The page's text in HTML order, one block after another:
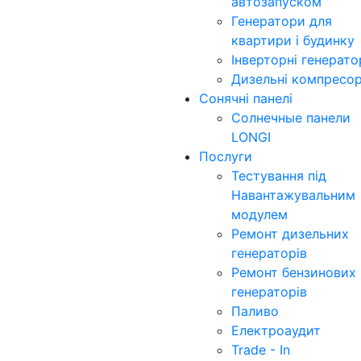
Генератори для
квартири і будинку
Інверторні
Дизельні
Сонячні панелі
Солнечные панели
LONGI
Послуги
Тестування під
Навантажувальним
модулем
Ремонт дизельних
генераторів
Ремонт бензинових
генераторів
Паливо
Електроаудит
Trade - In